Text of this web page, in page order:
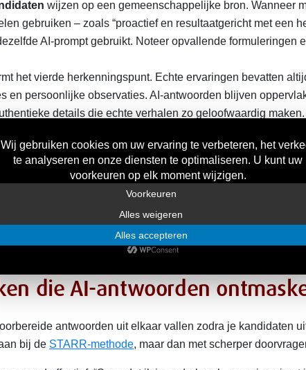
wijzen op een gemeenschappelijke bron. Wanneer
gebruiken – zoals “proactief en resultaatgericht met een
AI-prompt gebruikt. Noteer opvallende formuleringen
het vierde herkenningspunt. Echte ervaringen bevatten
en persoonlijke observaties. AI-antwoorden blijven
details die echte verhalen zo geloofwaardig maken.
zonder denkpauze,
verschillende antwoorden,
in moeilijke verhalen, en de combinatie van
. AI kan concepten uitstekend uitleggen maar
die AI-antwoorden
antwoorden uit elkaar vallen zodra je kandidaten
bij de STARR-methode, maar dan met scherper